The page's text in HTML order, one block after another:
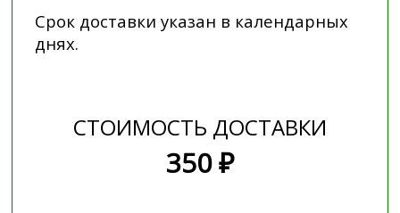
Срок доставки указан в календарных
днях.
СТОИМОСТЬ ДОСТАВКИ
350 ₽